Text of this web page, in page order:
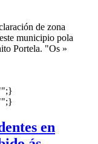
de zona
municipio pola
Portela. "Os »
en